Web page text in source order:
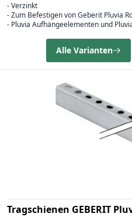
- Verzinkt
- Zum Befestigen von Geberit Pluvia
- Pluvia Aufhängeelementen und
Alle Varianten
Tragschienen GEBERIT